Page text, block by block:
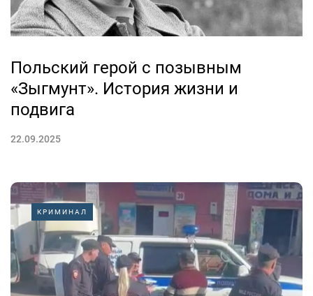
Польский герой с позывным
«Зыгмунт». История жизни и
подвига
22.09.2025
КРИМИНАЛ